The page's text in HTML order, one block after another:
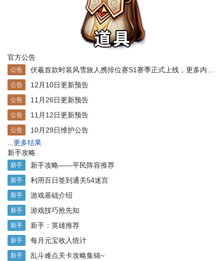
官方公告
公告
公告 12月10日更新预告
公告 11月26日更新预告
公告 11月12日更新预告
公告
10月29日维护公告
...更多结果
新手攻略
新手 新手攻略——平民阵容推荐
新手 利用百日签到通关54迷宫
新手 游戏基础介绍
新手 游戏技巧抢先知
新手 新手：英雄推荐
新手 每月元宝收入统计
新手 乱斗难点关卡攻略集锦~